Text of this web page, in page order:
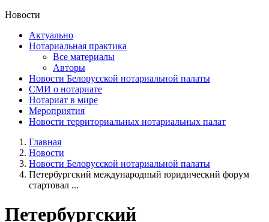
Новости
Актуально
Нотариальная практика
Все материалы
Авторы
Новости Белорусской нотариальной палаты
СМИ о нотариате
Нотариат в мире
Мероприятия
Новости территориальных нотариальных палат
Главная
Новости
Новости Белорусской нотариальной палаты
Петербургский международный юридический форум
стартовал ...
Петербургский